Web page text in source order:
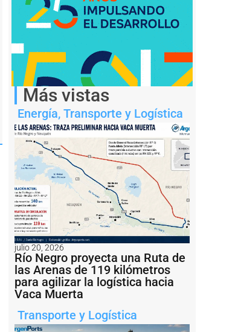
Más vistas
Energía, Transporte y Logística
julio 20, 2026
Río Negro proyecta una Ruta de
las Arenas de 119 kilómetros
para agilizar la logística hacia
Vaca Muerta
Transporte y Logística